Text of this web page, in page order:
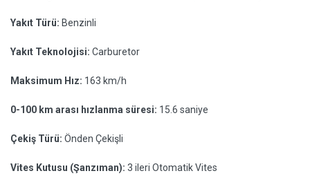
Yakıt Türü: Benzinli
Yakıt Teknolojisi: Carburetor
Maksimum Hız: 163 km/h
0-100 km arası hızlanma süresi: 15.6 saniye
Çekiş Türü: Önden Çekişli
Vites Kutusu (Şanzıman): 3 ileri Otomatik Vites